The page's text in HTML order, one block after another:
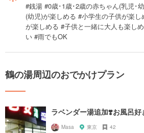
#銭湯 #0歳･1歳･2歳の赤ちゃん(乳児･
(幼児)が楽しめる #小学生の子供が楽
が楽しめる #子供と一緒に大人も楽し
い #雨でもOK
鶴の湯周辺のおでかけプラン
ラベンダー湯追加❣️お風呂好
Masa 東京 42